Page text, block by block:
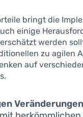
bringt die
einige
werden
zu agilen
auf